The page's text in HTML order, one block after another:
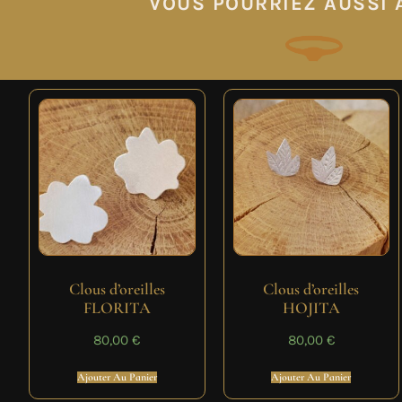
Clous d’oreilles
FLORITA
80,00€
Ajouter Au Panier
Clous d’oreilles
HOJITA
80,00 €
Ajouter Au Panier